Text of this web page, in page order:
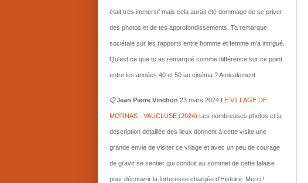
était très immersif mais cela aurait été dommage de se priver
des photos et de tes approfondissements. Ta remarque
sociétale sur les rapports entre homme et femme m'a intrigué.
Qu'est ce que tu as remarqué comme différence sur ce point
entre les années 40 et 50 au cinéma ? Amicalement
📋Jean Pierre Vinchon 23 mars 2024 LE VILLAGE DE
MORNAS - VAUCLUSE (2024) Les nombreuses photos et la
description détaillée des lieux donnent à cette visite une
grande envie de visiter ce village et avec un peu de courage
de gravir se sentier qui conduit au sommet de cette falaise
pour découvrir la forteresse chargée d'Histoire. Merci !